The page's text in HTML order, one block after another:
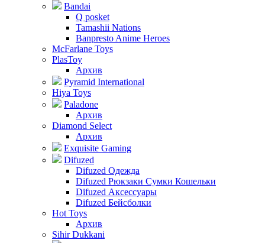
Bandai
Q posket
Tamashii Nations
Banpresto Anime Heroes
McFarlane Toys
PlasToy
Архив
Pyramid International
Hiya Toys
Paladone
Архив
Diamond Select
Архив
Exquisite Gaming
Difuzed
Difuzed Одежда
Difuzed Рюкзаки Сумки Кошельки
Difuzed Аксессуары
Difuzed Бейсболки
Hot Toys
Архив
Sihir Dukkani